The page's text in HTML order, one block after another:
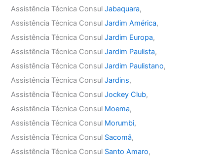
Assistência Técnica ConsulJabaquara,
Assistência Técnica ConsulJardim América,
Assistência Técnica ConsulJardim Europa,
Assistência Técnica ConsulJardim Paulista,
Assistência Técnica ConsulJardim Paulistano,
Assistência Técnica ConsulJardins,
Assistência Técnica ConsulJockey Club,
Assistência Técnica Consul Moema,
Assistência Técnica Consul Morumbi,
Assistência Técnica Consul Sacomã,
Assistência Técnica Consul Santo Amaro,